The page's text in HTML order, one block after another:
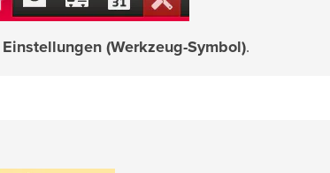
Einstellungen (Werkzeug-Symbol).